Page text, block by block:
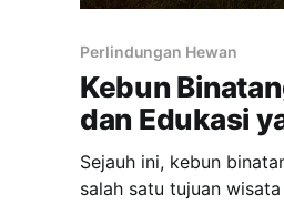
Perlindungan Hewan
Kebun
dan Edukasi
Sejauh ini, kebun
salah satu tujuan